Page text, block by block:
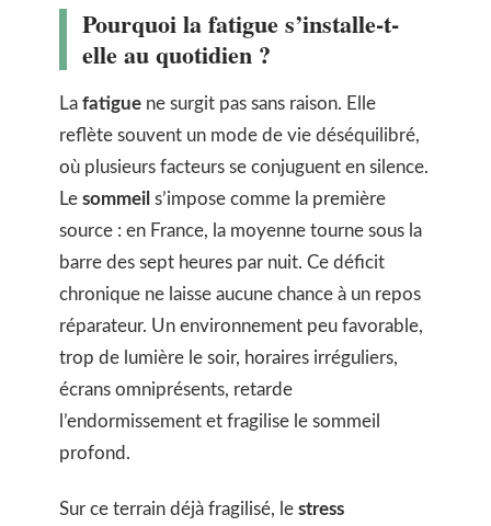
Pourquoi la fatigue s’installe-t-
elle au quotidien ?
La fatigue ne surgit pas sans raison. Elle
reflète souvent un mode de vie déséquilibré,
où plusieurs facteurs se conjuguent en silence.
Le sommeil s’impose comme la première
source : en France, la moyenne tourne sous la
barre des sept heures par nuit. Ce déficit
chronique ne laisse aucune chance à un repos
réparateur. Un environnement peu favorable,
trop de lumière le soir, horaires irréguliers,
écrans omniprésents, retarde
l’endormissement et fragilise le sommeil
profond.
Sur ce terrain déjà fragilisé, le stress